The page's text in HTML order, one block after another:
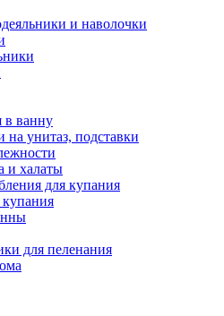
и наволочки
в ванну
на унитаз, подставки
и халаты
для купания
для пеленания